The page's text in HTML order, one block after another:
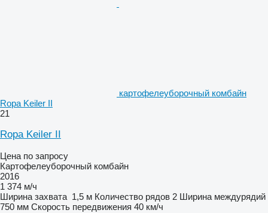
картофелеуборочный комбайн
Ropa Keiler II
21
Ropa Keiler II
Цена по запросу
Картофелеуборочный комбайн
2016
1 374 м/ч
Ширина захвата 1,5 м Количество рядов 2 Ширина междурядий
750 мм Скорость передвижения 40 км/ч